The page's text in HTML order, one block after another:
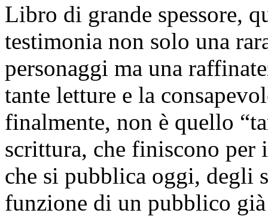
Libro di grande spessore,
testimonia non solo una
personaggi ma una
tante letture e la
finalmente, non è quello
scrittura, che finiscono per
che si pubblica oggi, degli
funzione di un pubblico